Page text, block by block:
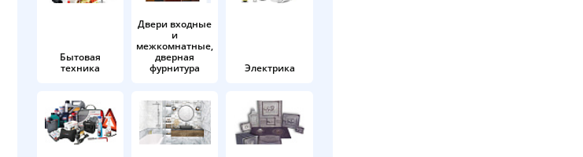
Бытовая
техника
Двери входные
и
межкомнатные,
дверная
фурнитура
Электрика